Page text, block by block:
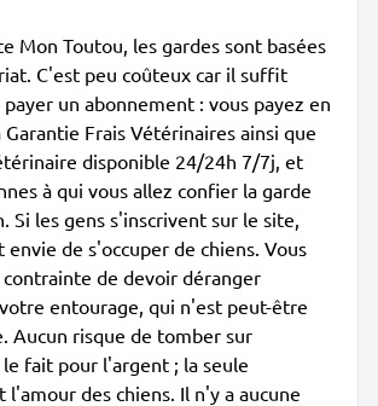
Mon Toutou, les gardes sont basées
C'est peu coûteux car il suffit
un abonnement : vous payez en
Frais Vétérinaires ainsi que
disponible 24/24h 7/7j, et
à qui vous allez confier la garde
Si les gens s'inscrivent sur le site,
de s'occuper de chiens. Vous
contrainte de devoir déranger
entourage, qui n'est peut-être
Aucun risque de tomber sur
fait pour l'argent ; la seule
des chiens. Il n'y a aucune